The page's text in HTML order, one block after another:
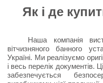
Як і де
Наша компанія
вітчизняного банного
Україні. Ми реалізуємо
і весь перелік документів.
забезпечується